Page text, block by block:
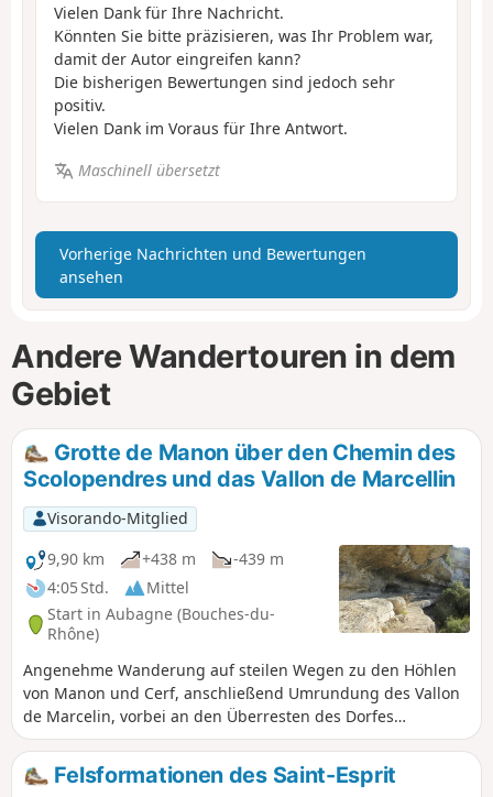
Vielen Dank für Ihre Nachricht.
Könnten Sie bitte präzisieren, was Ihr Problem war,
damit der Autor eingreifen kann?
Die bisherigen Bewertungen sind jedoch sehr
positiv.
Vielen Dank im Voraus für Ihre Antwort.
Maschinell übersetzt
Vorherige Nachrichten und Bewertungen
ansehen
Andere Wandertouren in dem
Gebiet
Grotte de Manon über den Chemin des
Scolopendres und das Vallon de Marcellin
Visorando-Mitglied
9,90 km
+438 m
-439 m
4:05 Std.
Mittel
Start in Aubagne (Bouches-du-
Rhône)
Angenehme Wanderung auf steilen Wegen zu den Höhlen
von Manon und Cerf, anschließend Umrundung des Vallon
de Marcelin, vorbei an den Überresten des Dorfes
Aubignane auf den Kämmen der Barres Rocheuses du
Saint-Esprit. Herrliche Ausblicke auf Marseille, die Chaîne
de l'Étoile und das Massif du Garlaban.
Felsformationen des Saint-Esprit